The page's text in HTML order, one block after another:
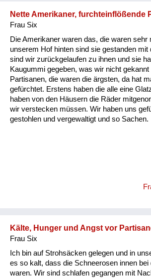
Frauen,
Versorgung
Heimkehrer
Wiederaufbau
Wohnen
Nette Amerikaner, furchteinflößende
Frau Six
Die Amerikaner waren das, die waren sehr
unserem Hof hinten sind sie gestanden mit
sind wir zurückgelaufen zu ihnen und sie
Kaugummi gegeben, was wir nicht gekannt
Partisanen, die waren die ärgsten, da hat
gefürchtet. Erstens haben die alle eine
haben von den Häusern die Räder
wir verstecken müssen. Wir haben uns
gestohlen und vergewaltigt und so Sachen.
Kälte, Hunger und Angst vor
Frau Six
Ich bin auf Strohsäcken gelegen und in
es so kalt, dass die Schneerosen innen bei
waren. Wir sind schlafen gegangen mit